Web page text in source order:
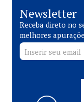
Newsletter
Receba direto no
melhores